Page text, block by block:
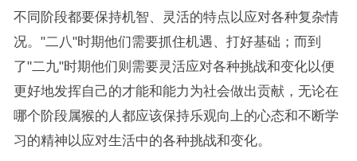
不同阶段都要保持机智、灵活的特点以应对各种复杂情
况。"二八"时期他们需要抓住机遇、打好基础；而到
了"二九"时期他们则需要灵活应对各种挑战和变化以便
更好地发挥自己的才能和能力为社会做出贡献，无论在
哪个阶段属猴的人都应该保持乐观向上的心态和不断学
习的精神以应对生活中的各种挑战和变化。